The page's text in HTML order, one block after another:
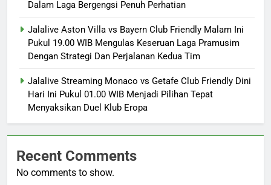
Dalam Laga Bergengsi Penuh Perhatian
Jalalive Aston Villa vs Bayern Club Friendly Malam Ini
Pukul 19.00 WIB Mengulas Keseruan Laga Pramusim
Dengan Strategi Dan Perjalanan Kedua Tim
Jalalive Streaming Monaco vs Getafe Club Friendly Dini
Hari Ini Pukul 01.00 WIB Menjadi Pilihan Tepat
Menyaksikan Duel Klub Eropa
Recent Comments
No comments to show.